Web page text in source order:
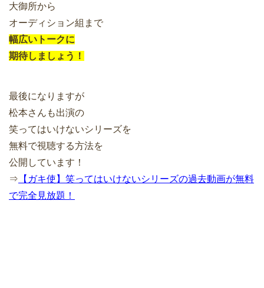
大御所から
オーディション組まで
幅広いトークに
期待しましょう！
最後になりますが
松本さんも出演の
笑ってはいけないシリーズを
無料で視聴する方法を
公開しています！
⇒ 【ガキ使】笑ってはいけないシリーズの過去動画が無料
で完全見放題！